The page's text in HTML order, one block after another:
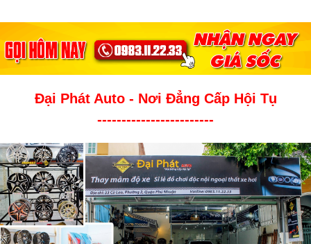
Đại Phát Auto - Nơi Đẳng Cấp Hội Tụ
------------------------